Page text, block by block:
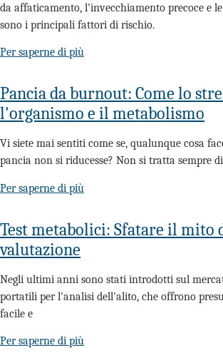
da affaticamento, l'invecchiamento precoce e
sono i principali fattori di rischio.
Per saperne di più
Pancia da burnout: Come lo
l'organismo e il metabolismo
Vi siete mai sentiti come se, qualunque cosa
pancia non si riducesse? Non si tratta sempre
Per saperne di più
Test metabolici: Sfatare il mito
valutazione
Negli ultimi anni sono stati introdotti sul
portatili per l'analisi dell'alito, che offrono
facile e
Per saperne di più